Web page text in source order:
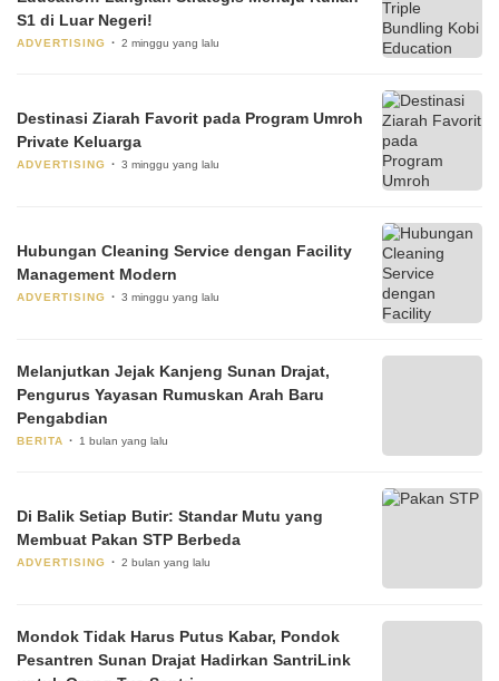
S1 di Luar Negeri!
ADVERTISING 2 minggu yang lalu
Destinasi Ziarah Favorit pada Program Umroh
Private Keluarga
ADVERTISING 3 minggu yang lalu
Hubungan Cleaning Service dengan Facility
Management Modern
ADVERTISING 3 minggu yang lalu
Melanjutkan Jejak Kanjeng Sunan Drajat,
Pengurus Yayasan Rumuskan Arah Baru
Pengabdian
BERITA 1 bulan yang lalu
Di Balik Setiap Butir: Standar Mutu yang
Membuat Pakan STP Berbeda
ADVERTISING 2 bulan yang lalu
Mondok Tidak Harus Putus Kabar, Pondok
Pesantren Sunan Drajat Hadirkan SantriLink